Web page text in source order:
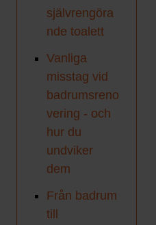
självrengöra
nde toalett
Vanliga
misstag vid
badrumsreno
vering - och
hur du
undviker
dem
Från badrum
till